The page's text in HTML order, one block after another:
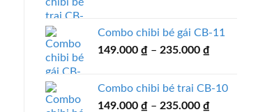
149.000
Combo chibi bé gái CB-11
149.000 ₫ – 235.000 ₫Khoảng
149.000
Combo chibi bé trai CB-10
149.000 ₫ – 235.000 ₫Khoảng